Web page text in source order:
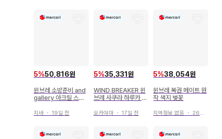
5%50,816원
윈브레 소방준비 and
gallery 아크릴 스탠
지바 ・ 19일 전
5%35,331원
WIND BREAKER 윈
브레 사쿠라 하루카 /
O 선물 코스터
오카야마・ 17일 전
5%38,054원
윈브레 복권 메이트 원
작 색지 벚꽃
지역정보 없음 ・ 26일 전